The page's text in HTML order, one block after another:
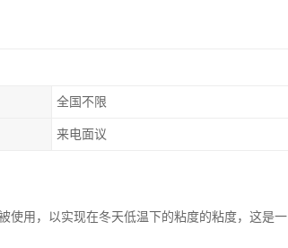
全国不限
来电面议
使用，以实现在冬天低温下的粘度的粘度，这是一